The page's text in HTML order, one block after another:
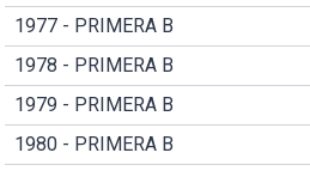
1977 - PRIMERA B
1978 - PRIMERA B
1979 - PRIMERA B
1980 - PRIMERA B